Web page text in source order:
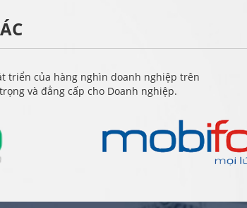
triển của hàng nghìn doanh nghiệp trên
và đẳng cấp cho Doanh nghiệp.